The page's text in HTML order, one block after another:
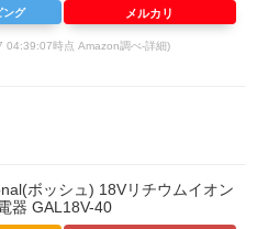
04:39:07時点 Amazon調べ-詳細)
ング メルカリ
ボッシュ) 18Vリチウムイオン
器 GAL18V-40